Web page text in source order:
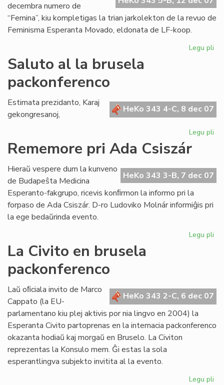
decembra numero de
“Femina”, kiu kompletigas la trian jarkolekton de la revuo de
Feminisma Esperanta Movado, eldonata de LF-koop.
Legu pli
de
Saluto al la brusela
packonferenco
HeKo 343 4-C, 8 dec 07
Estimata prezidanto, Karaj
gekongresanoj,
Legu pli
Rememore pri Ada Csiszár
HeKo 343 3-B, 7 dec 07
Hieraŭ vespere dum la kunveno
de Budapeŝta Medicina
Esperanto-fakgrupo, ricevis konﬁrmon la informo pri la
forpaso de Ada Csiszár. D-ro Ludoviko Molnár informiĝis pri
la ege bedaŭrinda evento.
Legu pli
La Civito en brusela
packonferenco
HeKo 343 2-C, 6 dec 07
Laŭ oﬁciala invito de Marco
Cappato (la EU-
parlamentano kiu plej aktivis por nia lingvo en 2004) la
Esperanta Civito partoprenas en la internacia packonferenco
okazanta hodiaŭ kaj morgaŭ en Bruselo. La Civiton
reprezentas la Konsulo mem. Ĝi estas la sola
esperantlingva subjekto invitita al la evento.
Legu pli